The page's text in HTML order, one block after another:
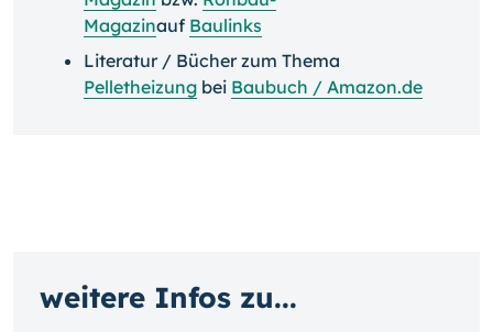
Magazinauf Baulinks
Literatur / Bücher zum Thema
Pelletheizung bei Baubuch / Amazon.de
weitere Infos zu...